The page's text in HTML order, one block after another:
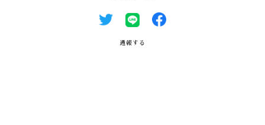
通報する